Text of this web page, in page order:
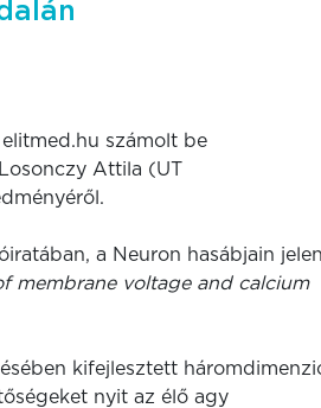
elitmed.hu számolt be
Attila (UT
a Neuron hasábjain
membrane voltage and calcium
kifejlesztett
nyit az élő agy